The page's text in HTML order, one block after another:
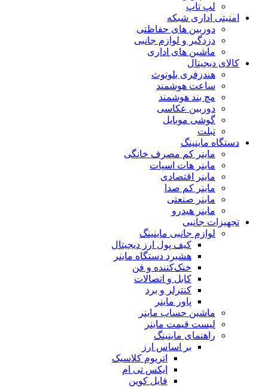
لپ تاپ
امنیتی اداری شبکه
دوربین های حفاظتی
دزدگیر و لوازم جانبی
ماشین های اداری
کالای دیجیتال
هندزفری بلوتوث
ساعت هوشمند
مچ بند هوشمند
دوربین عکاسی
گوشی موبایل
تبلت
دستگاه ماینینگ
ماینر کم مصرف خانگی
ماینر هات اسپات
ماینر اقتصادی
ماینر کم‌ صدا
ماینر صنعتی
ماینر هیدرو
تجهیزات جانبی
لوازم جانبی ماینینگ
کیف پول ارز دیجیتال
هشبرد دستگاه ماینر
خنک‌کننده و فن
کابل و اتصالات
کنترلر و برد
پاور ماینر
ماشین حساب ماینر
لیست قیمت ماینر
راهنمای ماینینگ
بر اساس ارز
اتریوم کلاسیک
ایکس تی ام
فایل کوین